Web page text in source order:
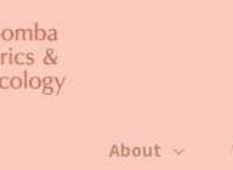
About